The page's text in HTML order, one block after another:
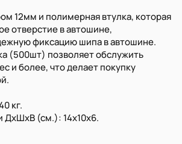
12мм и полимерная втулка, которая
отверстие в автошине,
фиксацию шипа в автошине.
(500шт) позволяет обслужить
и более, что делает покупку
кг.
ДхШхВ (см.): 14х10х6.